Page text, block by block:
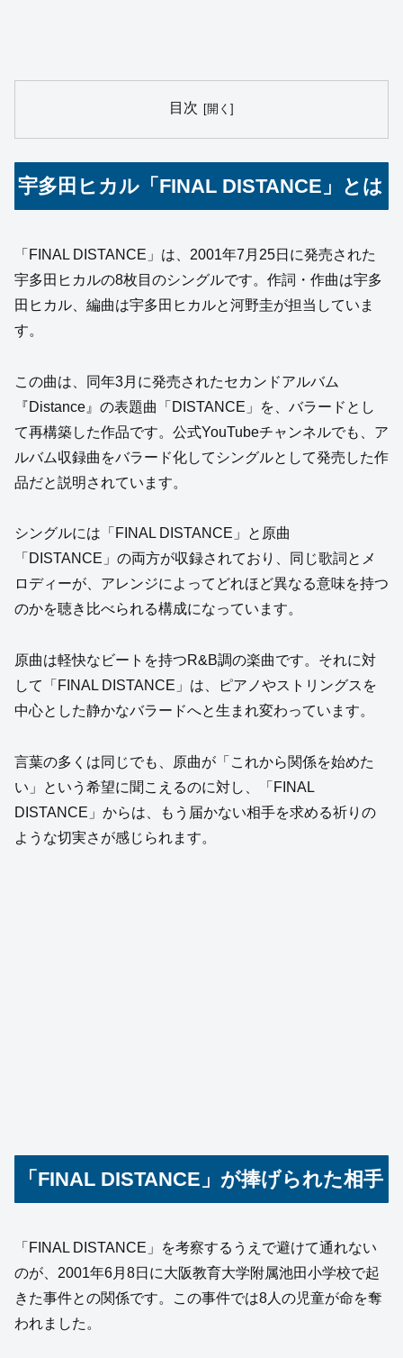
目次
宇多田ヒカル「FINAL DISTANCE」とは
「FINAL DISTANCE」は、2001年7月25日に発売された
宇多田ヒカルの8枚目のシングルです。作詞・作曲は宇多
田ヒカル、編曲は宇多田ヒカルと河野圭が担当していま
す。
この曲は、同年3月に発売されたセカンドアルバム
『Distance』の表題曲「DISTANCE」を、バラードとし
て再構築した作品です。公式YouTubeチャンネルでも、ア
ルバム収録曲をバラード化してシングルとして発売した作
品だと説明されています。
シングルには「FINAL DISTANCE」と原曲
「DISTANCE」の両方が収録されており、同じ歌詞とメ
ロディーが、アレンジによってどれほど異なる意味を持つ
のかを聴き比べられる構成になっています。
原曲は軽快なビートを持つR&B調の楽曲です。それに対
して「FINAL DISTANCE」は、ピアノやストリングスを
中心とした静かなバラードへと生まれ変わっています。
言葉の多くは同じでも、原曲が「これから関係を始めた
い」という希望に聞こえるのに対し、「FINAL
DISTANCE」からは、もう届かない相手を求める祈りの
ような切実さが感じられます。
「FINAL DISTANCE」が捧げられた相手
「FINAL DISTANCE」を考察するうえで避けて通れない
のが、2001年6月8日に大阪教育大学附属池田小学校で起
きた事件との関係です。この事件では8人の児童が命を奪
われました。